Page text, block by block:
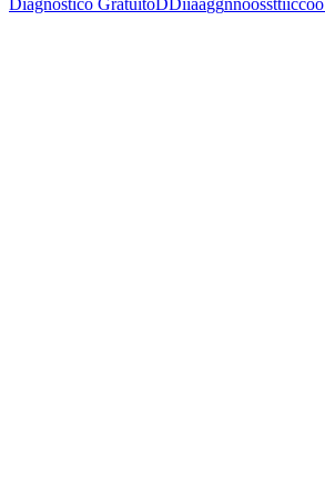
Diagnóstico GratuitoDDiiaaggnnóóssttiiccoo